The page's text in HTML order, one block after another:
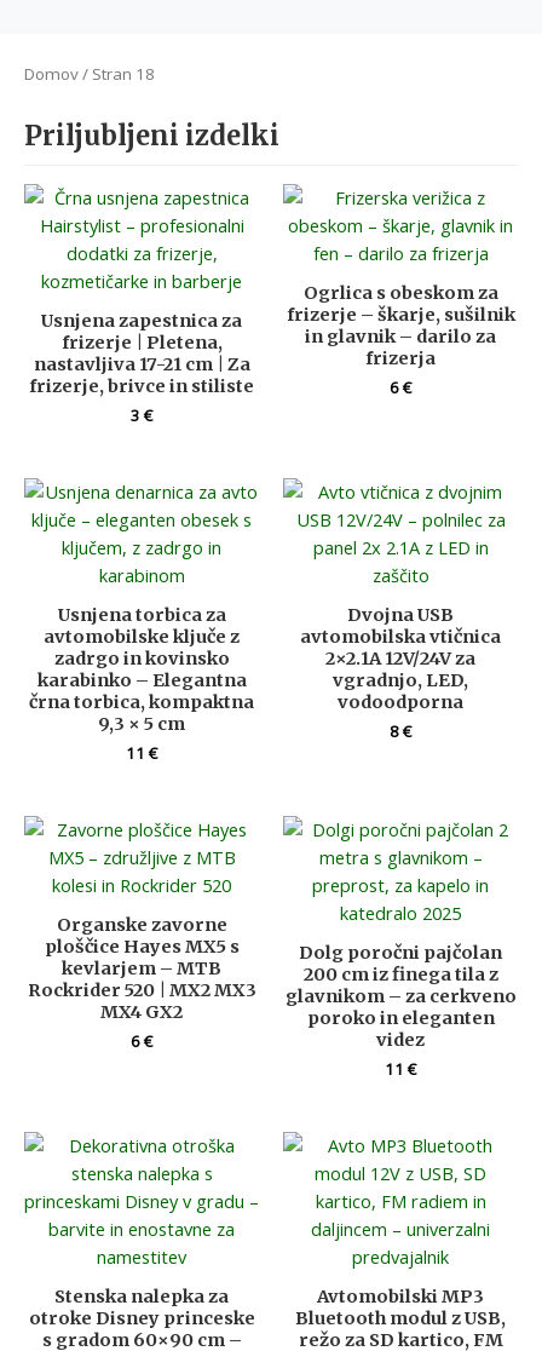
Domov/ Stran 18
Priljubljeni izdelki
Usnjena zapestnica za
frizerje | Pletena,
nastavljiva 17-21 cm | Za
frizerje, brivce in stiliste
3€
Ogrlica s obeskom za
frizerje – škarje, sušilnik
in glavnik – darilo za
frizerja
6€
Usnjena torbica za
avtomobilske ključe z
zadrgo in kovinsko
karabinko – Elegantna
črna torbica, kompaktna
9,3 × 5 cm
11€
Dvojna USB
avtomobilska vtičnica
2×2.1A 12V/24V za
vgradnjo, LED,
vodoodporna
8€
Organske zavorne
ploščice Hayes MX5 s
kevlarjem – MTB
Rockrider 520 | MX2 MX3
MX4 GX2
6€
Dolg poročni pajčolan
200 cm iz finega tila z
glavnikom – za cerkveno
poroko in eleganten
videz
11€
Stenska nalepka za
otroke Disney princeske
s gradom 60×90 cm –
Avtomobilski MP3
Bluetooth modul z USB,
režo za SD kartico, FM